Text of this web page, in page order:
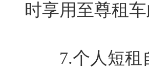
时享用至尊租
7.个人短租自